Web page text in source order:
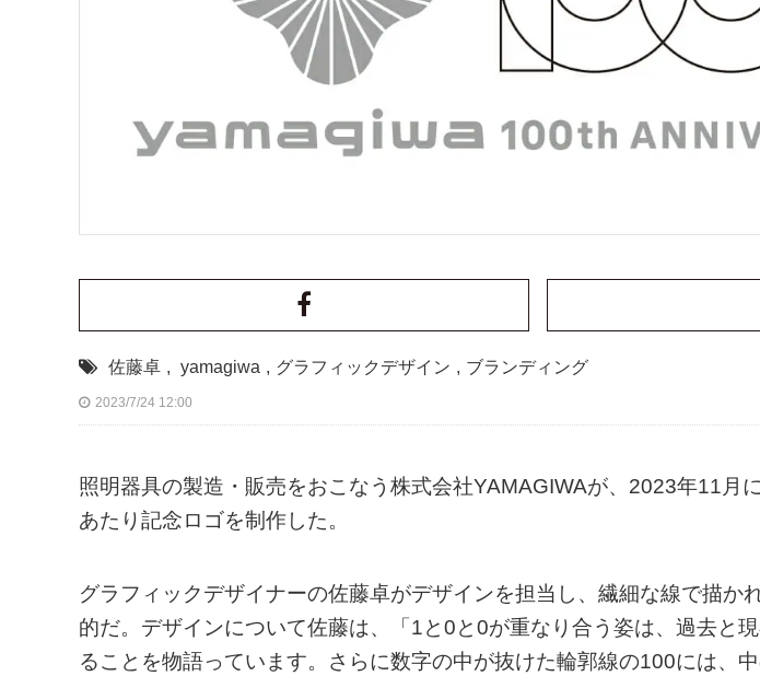
佐藤卓 , yamagiwa , グラフィックデザイン , ブランディング
2023/7/24 12:00
照明器具の製造・販売をおこなう株式会社YAMAGIWAが、2023年11月
あたり記念ロゴを制作した。
グラフィックデザイナーの佐藤卓がデザインを担当し、繊細な線で描か
的だ。デザインについて佐藤は、「1と0と0が重なり合う姿は、過去と
ることを物語っています。さらに数字の中が抜けた輪郭線の100には、